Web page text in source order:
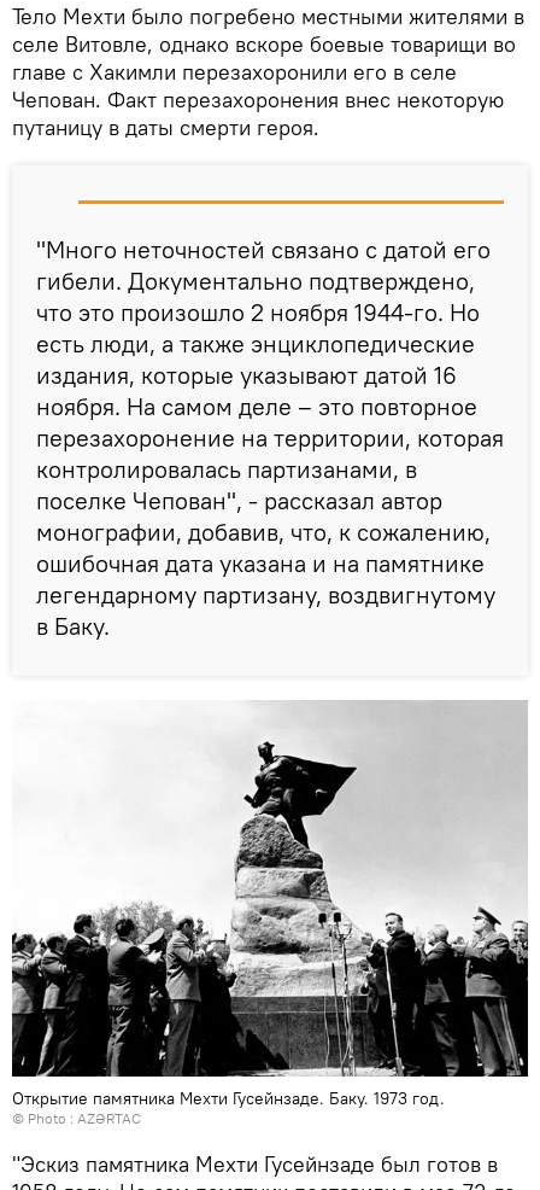
Тело Мехти было погребено местными жителями в
селе Витовле, однако вскоре боевые товарищи во
главе с Хакимли перезахоронили его в селе
Чепован. Факт перезахоронения внес некоторую
путаницу в даты смерти героя.
"Много неточностей связано с датой его
гибели. Документально подтверждено,
что это произошло 2 ноября 1944-го. Но
есть люди, а также энциклопедические
издания, которые указывают датой 16
ноября. На самом деле – это повторное
перезахоронение на территории, которая
контролировалась партизанами, в
поселке Чепован", - рассказал автор
монографии, добавив, что, к сожалению,
ошибочная дата указана и на памятнике
легендарному партизану, воздвигнутому
в Баку.
Открытие памятника Мехти Гусейнзаде. Баку. 1973 год.
© Photo : AZƏRTAC
"Эскиз памятника Мехти Гусейнзаде был готов в